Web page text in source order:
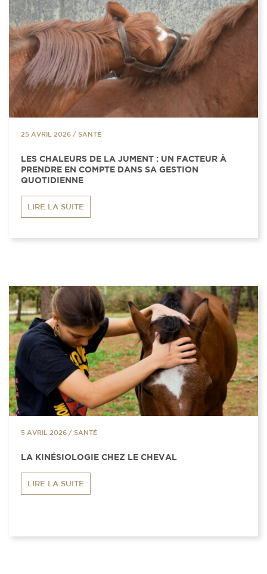
25 AVRIL 2026 / SANTÉ
LES CHALEURS DE LA JUMENT : UN FACTEUR À
PRENDRE EN COMPTE DANS SA GESTION
QUOTIDIENNE
LIRE LA SUITE
5 AVRIL 2026 / SANTÉ
LA KINÉSIOLOGIE CHEZ LE CHEVAL
LIRE LA SUITE